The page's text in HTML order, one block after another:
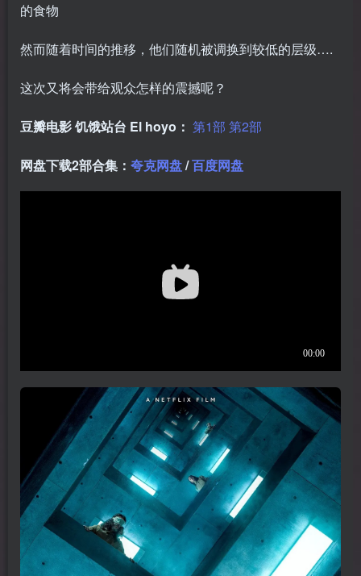
的食物
然而随着时间的推移，他们随机被调换到较低的层级….
这次又将会带给观众怎样的震撼呢？
豆瓣电影 饥饿站台 El hoyo： 第1部 第2部
网盘下载2部合集： 夸克网盘/百度网盘